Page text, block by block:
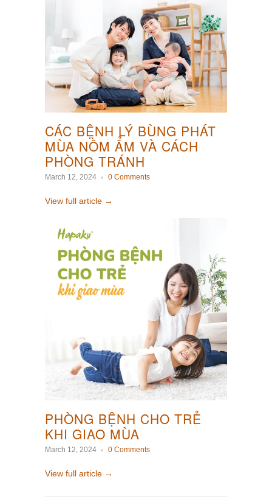
CÁC BỆNH LÝ BÙNG PHÁT
MÙA NỒM ẨM VÀ CÁCH
PHÒNG TRÁNH
March 12, 2024 0 Comments
View full article →
PHÒNG BỆNH CHO TRẺ
KHI GIAO MÙA
March 12, 2024 0 Comments
View full article →